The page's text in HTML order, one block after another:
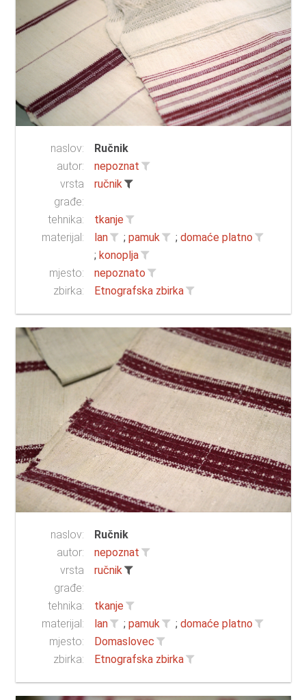
naslov:
Ručnik
autor:
nepoznat
vrsta
građe:
ručnik
tehnika:
tkanje
materijal:
lan ; pamuk ; domaće platno
; konoplja
mjesto:
nepoznato
zbirka:
Etnografska zbirka
naslov:
Ručnik
autor:
nepoznat
vrsta
građe:
ručnik
tehnika:
tkanje
materijal:
lan ; pamuk ; domaće platno
mjesto:
Domaslovec
zbirka:
Etnografska zbirka